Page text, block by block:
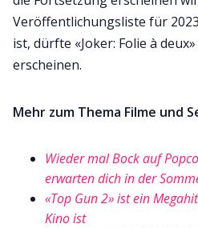
Veröffentlichungsliste für
ist, dürfte «Joker: Folie à
erscheinen.
Mehr zum Thema Filme und
Wieder mal Bock auf
erwarten dich in der
«Top Gun 2» ist ein
Kino ist